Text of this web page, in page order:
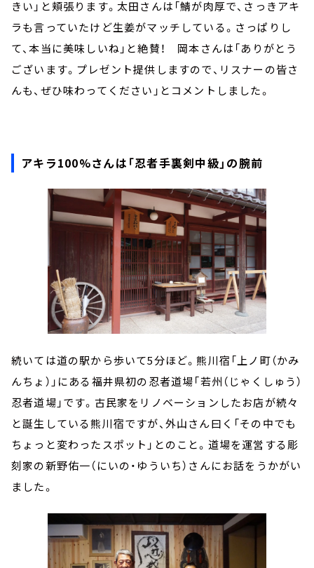
きい」と頬張ります。太田さんは「鯖が肉厚で、さっきアキ
ラも言っていたけど生姜がマッチしている。さっぱりし
て、本当に美味しいね」と絶賛！ 岡本さんは「ありがとう
ございます。プレゼント提供しますので、リスナーの皆さ
んも、ぜひ味わってください」とコメントしました。
アキラ100%さんは「忍者手裏剣中級」の腕前
続いては道の駅から歩いて5分ほど。熊川宿「上ノ町（かみ
んちょ）」にある福井県初の忍者道場「若州（じゃくしゅう）
忍者道場」です。古民家をリノベーションしたお店が続々
と誕生している熊川宿ですが、外山さん曰く「その中でも
ちょっと変わったスポット」とのこと。道場を運営する彫
刻家の新野佑一（にいの・ゆういち）さんにお話をうかがい
ました。